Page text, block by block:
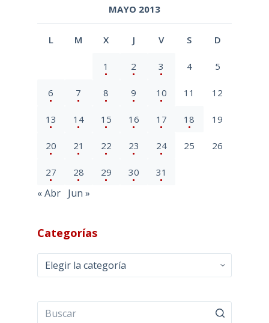
MAYO 2013
L M X J V S D
1 2 3 4 5
6 7 8 9 10 11 12
13 14 15 16 17 18 19
20 21 22 23 24 25 26
27 28 29 30 31
« Abr Jun »
Categorías
Categorías